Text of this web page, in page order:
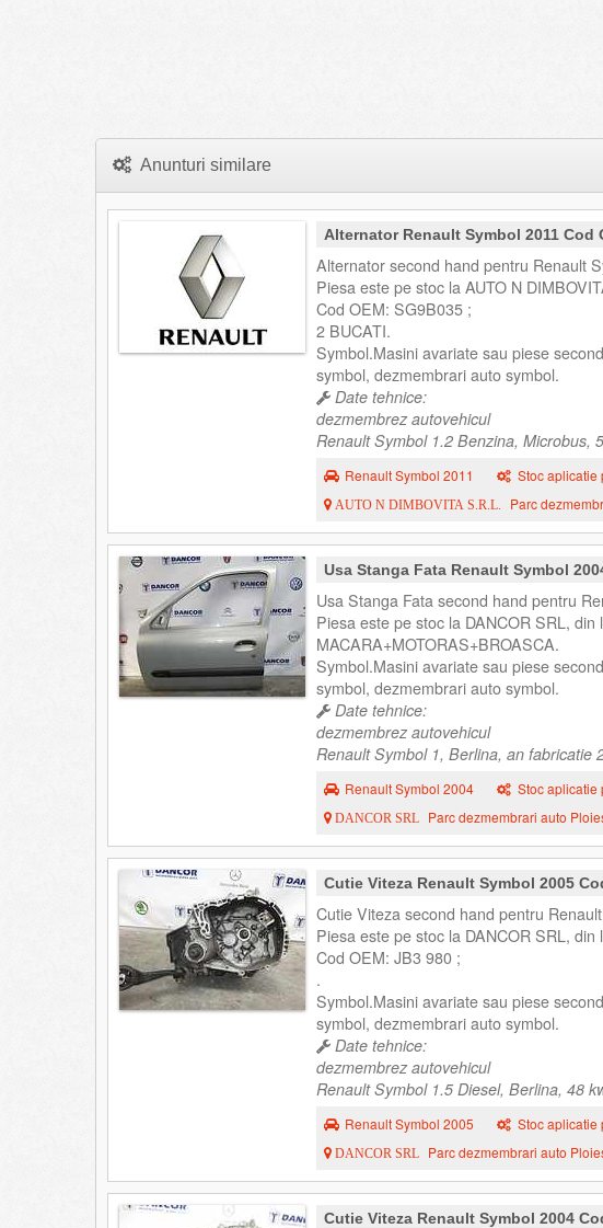
Anunturi similare
Alternator Renault Symbol 2011 Cod
Alternator second hand pentru Renault
Piesa este pe stoc la AUTO N
Cod OEM: SG9B035 ;
2 BUCATI.
Symbol.Masini avariate sau piese
symbol, dezmembrari auto symbol.
Date tehnice:
dezmembrez autovehicul
Renault Symbol 1.2 Benzina, Microbus,
Renault Symbol 2011 Stoc aplicatie
AUTO N DIMBOVITA S.R.L. Parc
Usa Stanga Fata Renault Symbol
Usa Stanga Fata second hand pentru
Piesa este pe stoc la DANCOR SRL,
MACARA+MOTORAS+BROASCA.
Symbol.Masini avariate sau piese
symbol, dezmembrari auto symbol.
Date tehnice:
dezmembrez autovehicul
Renault Symbol 1, Berlina, an fabricatie
Renault Symbol 2004 Stoc aplicatie
DANCOR SRL Parc dezmembrari auto
Cutie Viteza Renault Symbol 2005
Cutie Viteza second hand pentru
Piesa este pe stoc la DANCOR SRL,
Cod OEM: JB3 980 ;
.
Symbol.Masini avariate sau piese
symbol, dezmembrari auto symbol.
Date tehnice:
dezmembrez autovehicul
Renault Symbol 1.5 Diesel, Berlina, 48
Renault Symbol 2005 Stoc aplicatie
DANCOR SRL Parc dezmembrari auto
Cutie Viteza Renault Symbol 2004